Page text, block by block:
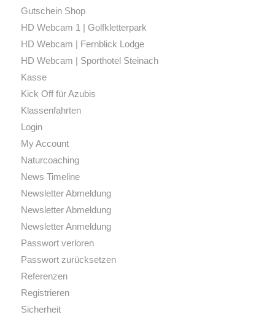
Gutschein Shop
HD Webcam 1 | Golfkletterpark
HD Webcam | Fernblick Lodge
HD Webcam | Sporthotel Steinach
Kasse
Kick Off für Azubis
Klassenfahrten
Login
My Account
Naturcoaching
News Timeline
Newsletter Abmeldung
Newsletter Abmeldung
Newsletter Anmeldung
Passwort verloren
Passwort zurücksetzen
Referenzen
Registrieren
Sicherheit